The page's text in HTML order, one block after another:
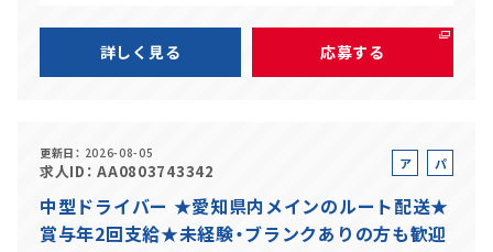
詳しく見る 応募する
更新日 2026-08-05
求人ID AA0803743342
ア
バ
イ
パ
ト
中型ドライバー ★愛知県内メインのルート配送★
賞与年2回支給★未経験・ブランクありの方も歓迎